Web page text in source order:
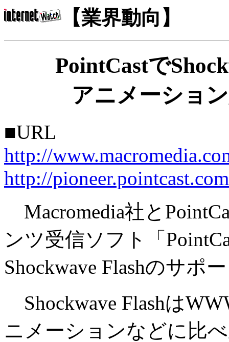
【業界動向】
PointCastで
アニメーショ
■URL
http://
http://
Macromedia社と
ンツ受信ソフト「
Shockwave Flashのサポ
Shockwave Flashは
ニメーションなどに比